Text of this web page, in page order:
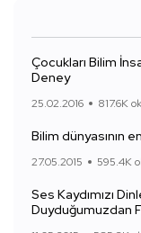
Çocukları Bilim
Deney
25.02.2016 817.6K
Bilim dünyasının
27.05.2015 595.4K
Ses Kaydımızı
Duyduğumuzdan